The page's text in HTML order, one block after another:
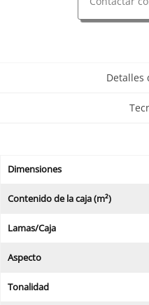
Detalles
Dimensiones
Contenido de la caja (m²)
Lamas/Caja
Aspecto
Tonalidad